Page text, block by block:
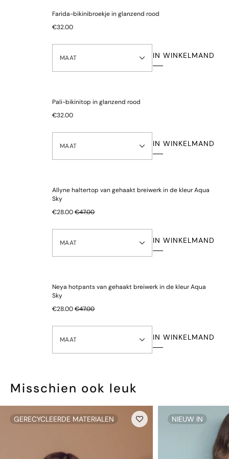
Let op: om hygiënische en gezondheidsredenen kunnen alle
Farida-bikinibroekje in glanzend rood
€32.00
MAAT IN WINKELMAND
Pali-bikinitop in glanzend rood
€32.00
MAAT IN WINKELMAND
Allyne haltertop van gehaakt breiwerk in de kleur Aqua
Sky
€28.00€47.00
MAAT IN WINKELMAND
Neya hotpants van gehaakt breiwerk in de kleur Aqua
Sky
€28.00€47.00
MAAT IN WINKELMAND
Misschien ook leuk
GERECYCLEERDE MATERIALEN NIEUW IN